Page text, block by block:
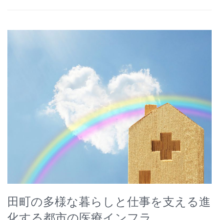
田町の多様な暮らしと仕事を支える進